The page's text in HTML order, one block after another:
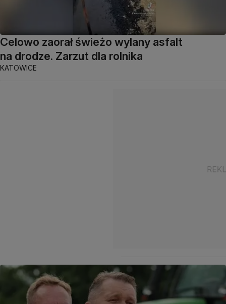
Celowo zaorał świeżo wylany asfalt
na drodze. Zarzut dla rolnika
KATOWICE